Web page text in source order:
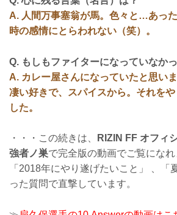
A. 人間万事塞翁が馬。色々と…あっ
時の感情にとらわれない（笑）。
Q. もしもファイターになっていなか
A. カレー屋さんになっていたと思い
凄い好きで、スパイスから。それを
した。
・・・この続きは、
RIZIN FF オフィ
強者ノ巣で完全版の動画でご覧にな
「2018年にやり遂げたいこと」 、「
った質問で直撃しています。